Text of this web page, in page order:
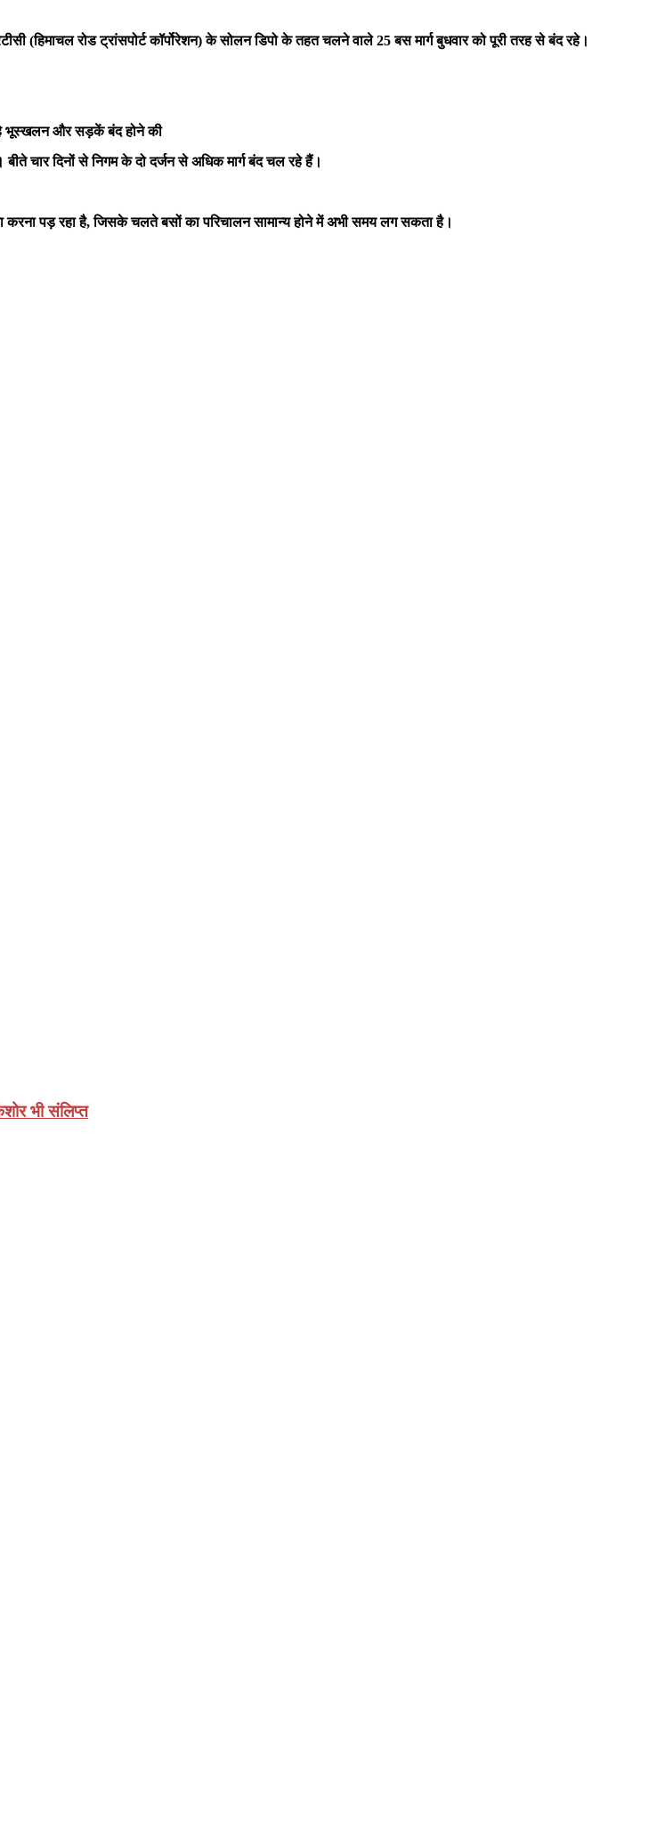
(हिमाचल रोड ट्रांसपोर्ट कॉर्पोरेशन) के सोलन डिपो के तहत चलने वाले 25 बस मार्ग बुधवार को पूरी तरह से बंद रहे।
भूस्खलन और सड़कें बंद होने की
चार दिनों से निगम के दो दर्जन से अधिक मार्ग बंद चल रहे हैं।
पड़ रहा है, जिसके चलते बसों का परिचालन सामान्य होने में अभी समय लग सकता है।
भी संलिप्त